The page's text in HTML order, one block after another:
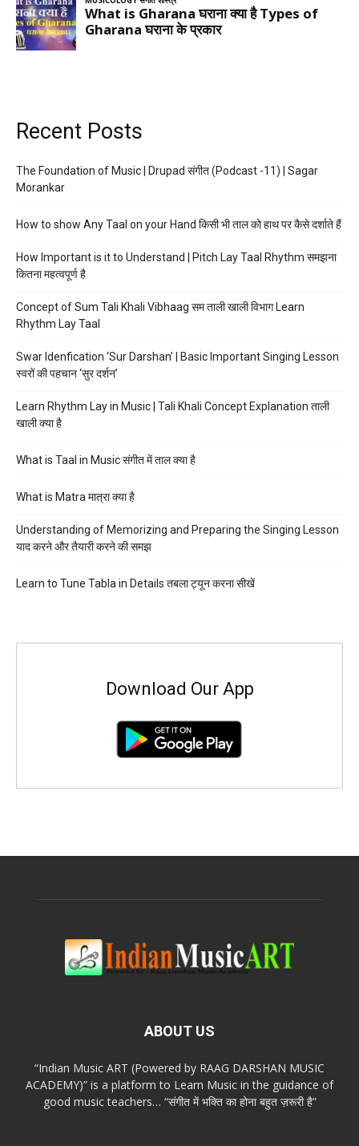
Recent Posts
The Foundation of Music | Drupad संगीत (Podcast -11) | Sagar
Morankar
How to show Any Taal on your Hand किसी भी ताल को हाथ पर कैसे दर्शाते हैं
How Important is it to Understand | Pitch Lay Taal Rhythm समझना
कितना महत्वपूर्ण है
Concept of Sum Tali Khali Vibhaag सम ताली खाली विभाग Learn
Rhythm Lay Taal
Swar Idenfication ‘Sur Darshan’ | Basic Important Singing Lesson
स्वरों की पहचान ‘सुर दर्शन’
Learn Rhythm Lay in Music | Tali Khali Concept Explanation ताली
खाली क्या है
What is Taal in Music संगीत में ताल क्या है
What is Matra मात्रा क्या है
Understanding of Memorizing and Preparing the Singing Lesson
याद करने और तैयारी करने की समझ
Learn to Tune Tabla in Details तबला ट्यून करना सीखें
Download Our App
ABOUT US
“Indian Music ART (Powered by RAAG DARSHAN MUSIC
ACADEMY)” is a platform to Learn Music in the guidance of
good music teachers… “संगीत में भक्ति का होना बहुत ज़रूरी है”